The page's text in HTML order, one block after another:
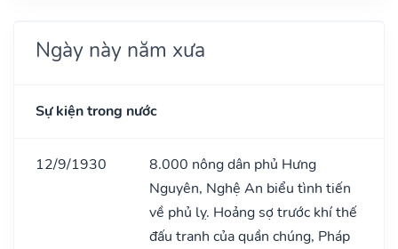
Ngày này năm xưa
Sự kiện trong nước
12/9/1930
8.000 nông dân phủ Hưng
Nguyên, Nghệ An biểu tình tiến
về phủ lỵ. Hoảng sợ trước khí thế
đấu tranh của quần chúng, Pháp